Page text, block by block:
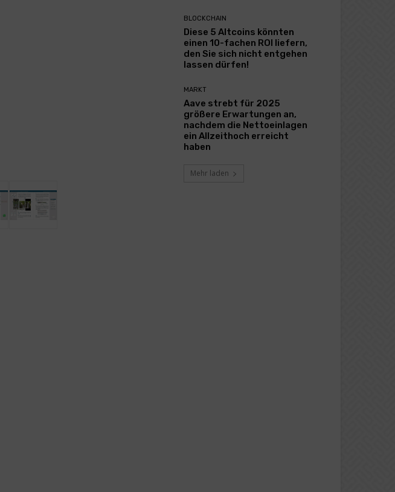
BLOCKCHAIN
Diese 5 Altcoins könnten
einen 10-fachen ROI liefern,
den Sie sich nicht entgehen
lassen dürfen!
MARKT
Aave strebt für 2025
größere Erwartungen an,
nachdem die Nettoeinlagen
ein Allzeithoch erreicht
haben
Mehr laden